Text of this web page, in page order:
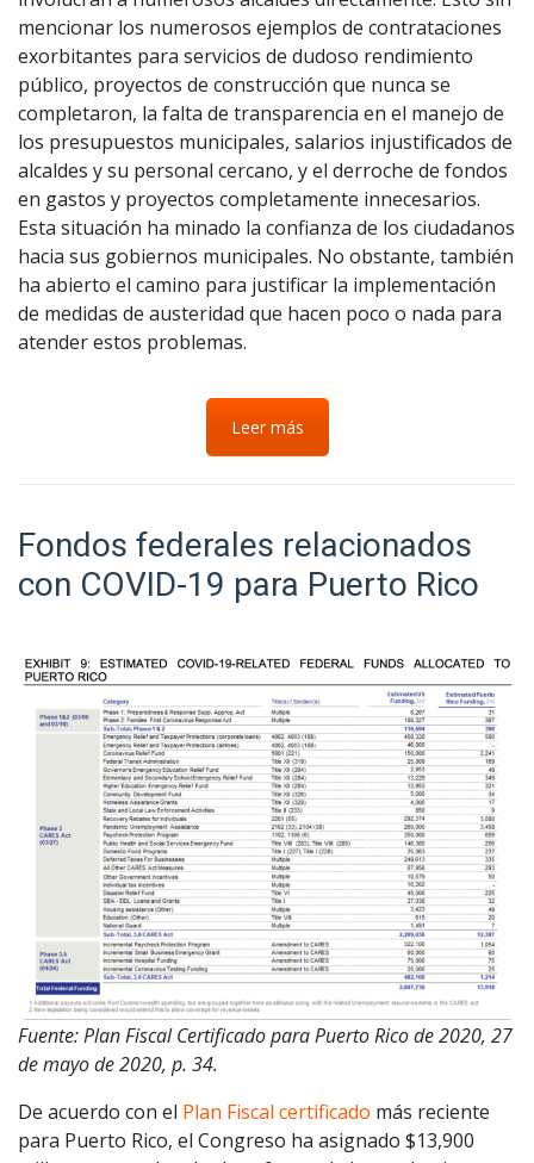
mencionar los numerosos ejemplos de contrataciones
exorbitantes para servicios de dudoso rendimiento
público, proyectos de construcción que nunca se
completaron, la falta de transparencia en el manejo de
los presupuestos municipales, salarios injustificados de
alcaldes y su personal cercano, y el derroche de fondos
en gastos y proyectos completamente innecesarios.
Esta situación ha minado la confianza de los ciudadanos
hacia sus gobiernos municipales. No obstante, también
ha abierto el camino para justificar la implementación
de medidas de austeridad que hacen poco o nada para
atender estos problemas.
Leer más
Fondos federales relacionados
con COVID-19 para Puerto Rico
Fuente: Plan Fiscal Certificado para Puerto Rico de 2020, 27
de mayo de 2020, p. 34.
De acuerdo con el Plan Fiscal certificado más reciente
para Puerto Rico, el Congreso ha asignado $13,900